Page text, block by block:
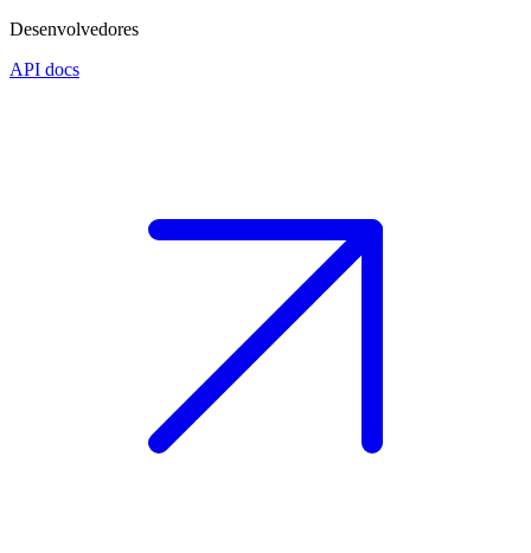
Desenvolvedores
API docs